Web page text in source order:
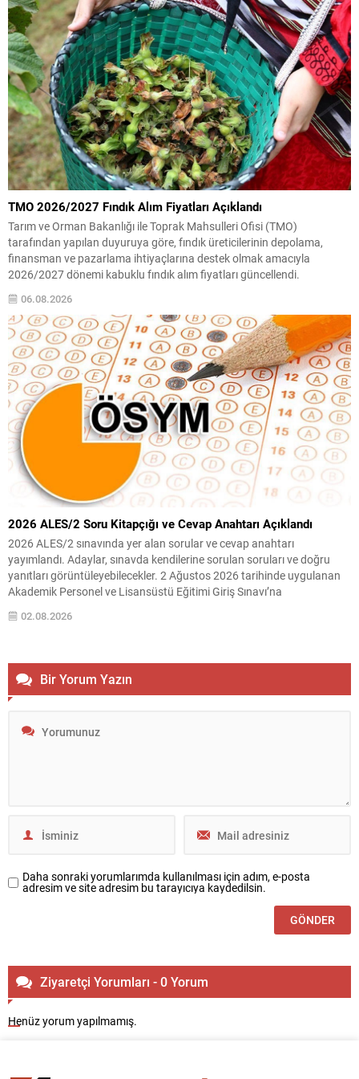
TMO 2026/2027 Fındık Alım Fiyatları Açıklandı
Tarım ve Orman Bakanlığı ile Toprak Mahsulleri Ofisi (TMO)
tarafından yapılan duyuruya göre, fındık üreticilerinin depolama,
finansman ve pazarlama ihtiyaçlarına destek olmak amacıyla
2026/2027 dönemi kabuklu fındık alım fiyatları güncellendi.
ilan edilen tutarlar üzerinden alım yapılacak. TMO, alım sürecine ilişkin
tüm...
06.08.2026
2026 ALES/2 Soru Kitapçığı ve Cevap Anahtarı Açıklandı
2026 ALES/2 sınavında yer alan sorular ve cevap anahtarı
yayımlandı. Adaylar, sınavda kendilerine sorulan soruları ve doğru
yanıtları görüntüleyebilecekler. 2 Ağustos 2026 tarihinde uygulanan
Akademik Personel ve Lisansüstü Eğitimi Giriş Sınavı’na
(2026‑ALES/2) ilişkin Temel Soru Kitapçığı ile Cevap Anahtarı’nın
%10’u erişime açıldı. Sınava giren kişiler, ilgili dökümanlara ÖSYM’nin
02.08.2026
Bir Yorum Yazın
Daha sonraki yorumlarımda kullanılması için adım, e-posta
adresim ve site adresim bu tarayıcıya kaydedilsin.
Ziyaretçi Yorumları - 0 Yorum
Henüz yorum yapılmamış.